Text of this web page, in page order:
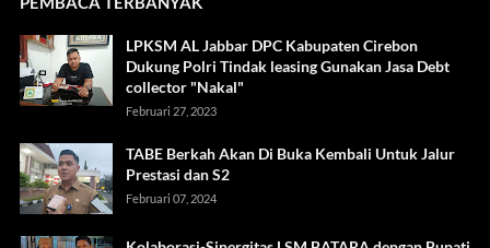
LPKSM AL Jabbar DPC Kabupaten Cirebon
Dukung Polri Tindak leasing Gunakan Jasa Debt
collector "Nakal"
Februari 27, 2023
TABE Berkah Akan Di Buka Kembali Untuk Jalur
Prestasi dan S2
Februari 07, 2024